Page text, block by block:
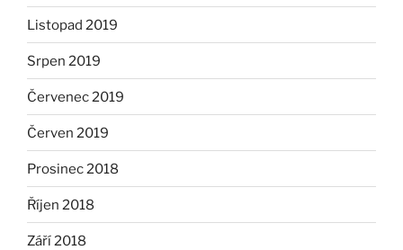
Listopad 2019
Srpen 2019
Červenec 2019
Červen 2019
Prosinec 2018
Říjen 2018
Září 2018